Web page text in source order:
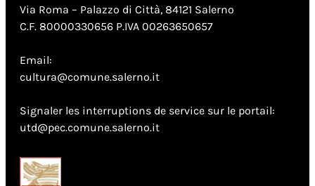
Via Roma – Palazzo di Città, 84121 Salerno
C.F. 80000330656 P.IVA 00263650657
Email:
cultura@comune.salerno.it
Signaler les interruptions de service sur le portail:
utd@pec.comune.salerno.it